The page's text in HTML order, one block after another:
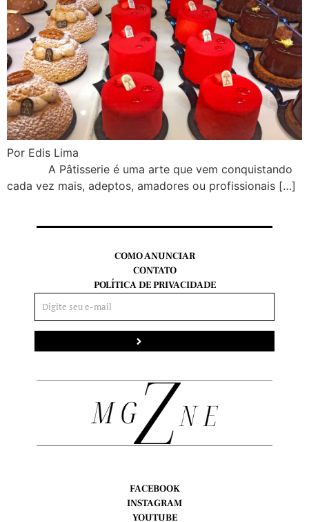
Por Edis Lima
A Pâtisserie é uma arte que vem conquistando
cada vez mais, adeptos, amadores ou profissionais […]
FACEBOOK
INSTAGRAM
YOUTUBE
COMO ANUNCIAR
CONTATO
POLÍTICA DE PRIVACIDADE